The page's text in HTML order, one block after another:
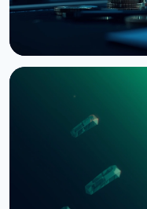
Bernstein
крипторынка из-за